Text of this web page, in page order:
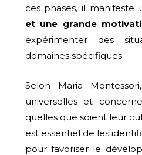
ces phases, il manifeste
et une grande
expérimenter des
domaines spécifiques.
Selon Maria
universelles et
quelles que soient leur
est essentiel de les
pour favoriser le